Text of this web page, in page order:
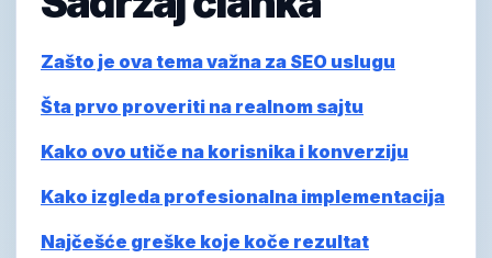
Zašto je ova tema važna za SEO uslugu
Šta prvo proveriti na realnom sajtu
Kako ovo utiče na korisnika i konverziju
Kako izgleda profesionalna implementacija
Najčešće greške koje koče rezultat